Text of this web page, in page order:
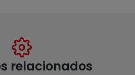
relacionados